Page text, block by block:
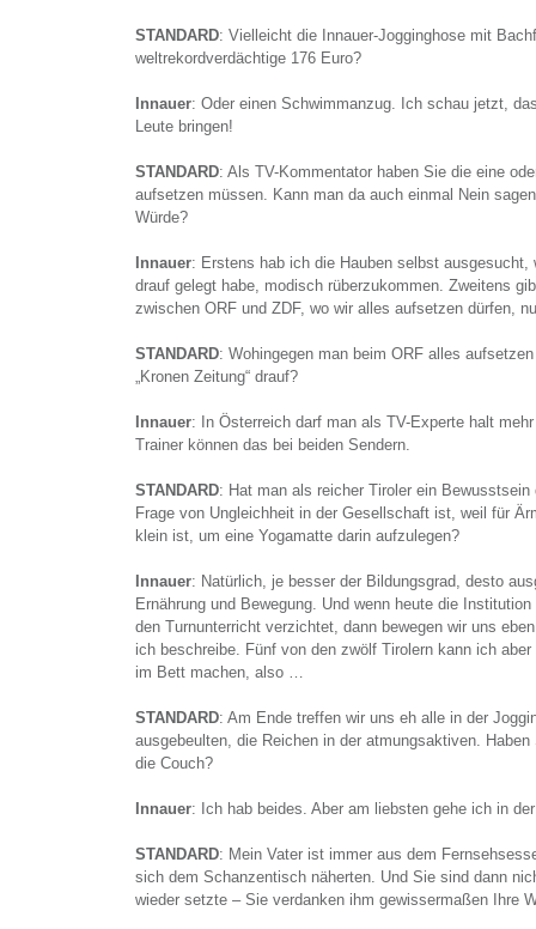
STANDARD: Vielleicht die Innauer-Jogginghose mit
weltrekordverdächtige 176 Euro?
Innauer: Oder einen Schwimmanzug. Ich schau jetzt,
Leute bringen!
STANDARD: Als TV-Kommentator haben Sie die eine
aufsetzen müssen. Kann man da auch einmal Nein
Würde?
Innauer: Erstens hab ich die Hauben selbst ausgesucht,
drauf gelegt habe, modisch rüberzukommen. Zweitens
zwischen ORF und ZDF, wo wir alles aufsetzen dürfen,
STANDARD: Wohingegen man beim ORF alles
„Kronen Zeitung“ drauf?
Innauer: In Österreich darf man als TV-Experte halt
Trainer können das bei beiden Sendern.
STANDARD: Hat man als reicher Tiroler ein
Frage von Ungleichheit in der Gesellschaft ist, weil für
klein ist, um eine Yogamatte darin aufzulegen?
Innauer: Natürlich, je besser der Bildungsgrad, desto
Ernährung und Bewegung. Und wenn heute die
den Turnunterricht verzichtet, dann bewegen wir uns
ich beschreibe. Fünf von den zwölf Tirolern kann ich
im Bett machen, also …
STANDARD: Am Ende treffen wir uns eh alle in der
ausgebeulten, die Reichen in der atmungsaktiven.
die Couch?
Innauer: Ich hab beides. Aber am liebsten gehe ich in
STANDARD: Mein Vater ist immer aus dem
sich dem Schanzentisch näherten. Und Sie sind dann
wieder setzte – Sie verdanken ihm gewissermaßen Ihre